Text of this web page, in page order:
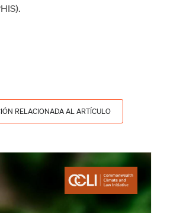
RELACIONADA AL ARTÍCULO